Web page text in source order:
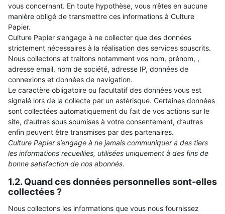
vous concernant. En toute hypothèse, vous n’êtes en aucune
manière obligé de transmettre ces informations à Culture
Papier.
Culture Papier s’engage à ne collecter que des données
strictement nécessaires à la réalisation des services souscrits.
Nous collectons et traitons notamment vos nom, prénom, ,
adresse email, nom de société, adresse IP, données de
connexions et données de navigation.
Le caractère obligatoire ou facultatif des données vous est
signalé lors de la collecte par un astérisque. Certaines données
sont collectées automatiquement du fait de vos actions sur le
site, d’autres sous soumises à votre consentement, d’autres
enfin peuvent être transmises par des partenaires.
Culture Papier s’engage à ne jamais communiquer à des tiers
les informations recueillies, utilisées uniquement à des fins de
bonne satisfaction de nos abonnés.
1.2. Quand ces données personnelles sont-elles
collectées ?
Nous collectons les informations que vous nous fournissez